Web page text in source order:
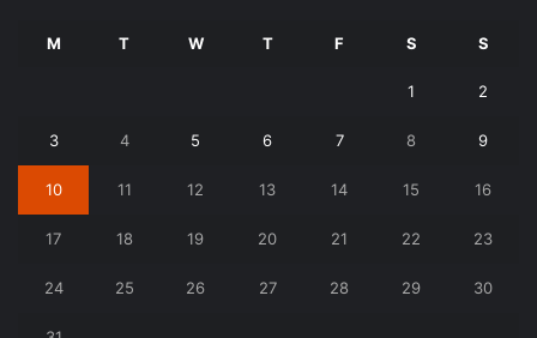
M T W T F S S
1 2
3 4 5 6 7 8 9
10 11 12 13 14 15 16
17 18 19 20 21 22 23
24 25 26 27 28 29 30